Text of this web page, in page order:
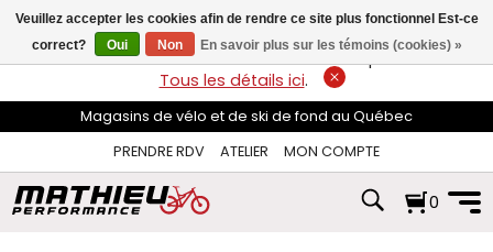
flèches
haut
et
pour
sélectionner
disponible.
Appuyez
LIVRAISON GRATUITEsur les commandes de plus de 74$*.
Tous les détails ici.
Magasins de vélo et de ski de fond au Québec
PRENDRE RDV
ATELIER MON COMPTE
0
Veuillez accepter les cookies afin de rendre ce site plus fonctionnel Est-ce
correct?
Oui Non En savoir plus sur les témoins (cookies) »